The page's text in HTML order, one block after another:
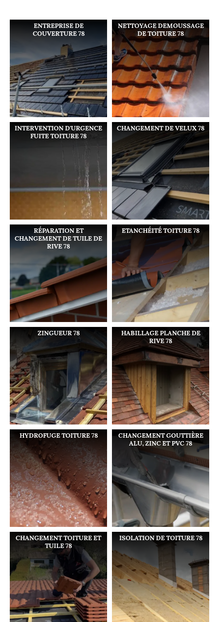
ENTREPRISE DE
COUVERTURE 78
NETTOYAGE DEMOUSSAGE
DE TOITURE 78
INTERVENTION D'URGENCE
FUITE TOITURE 78
CHANGEMENT DE VELUX 78
RÉPARATION ET
CHANGEMENT DE TUILE DE
RIVE 78
ETANCHÉITÉ TOITURE 78
ZINGUEUR 78
HABILLAGE PLANCHE DE
RIVE 78
HYDROFUGE TOITURE 78
CHANGEMENT GOUTTIÈRE
ALU, ZINC ET PVC 78
CHANGEMENT TOITURE ET
TUILE 78
ISOLATION DE TOITURE 78